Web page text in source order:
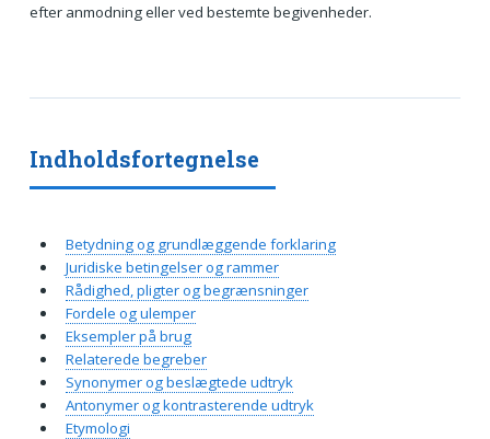
efter anmodning eller ved bestemte begivenheder.
Indholdsfortegnelse
Betydning og grundlæggende forklaring
Juridiske betingelser og rammer
Rådighed, pligter og begrænsninger
Fordele og ulemper
Eksempler på brug
Relaterede begreber
Synonymer og beslægtede udtryk
Antonymer og kontrasterende udtryk
Etymologi